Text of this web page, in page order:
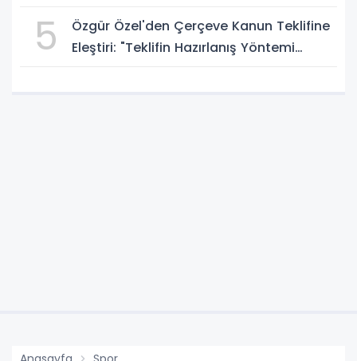
5
Özgür Özel'den Çerçeve Kanun Teklifine
Eleştiri: "Teklifin Hazırlanış Yöntemi